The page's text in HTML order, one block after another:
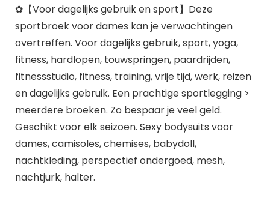
✿【Voor dagelijks gebruik en sport】Deze
sportbroek voor dames kan je verwachtingen
overtreffen. Voor dagelijks gebruik, sport, yoga,
fitness, hardlopen, touwspringen, paardrijden,
fitnessstudio, fitness, training, vrije tijd, werk, reizen
en dagelijks gebruik. Een prachtige sportlegging >
meerdere broeken. Zo bespaar je veel geld.
Geschikt voor elk seizoen. Sexy bodysuits voor
dames, camisoles, chemises, babydoll,
nachtkleding, perspectief ondergoed, mesh,
nachtjurk, halter.